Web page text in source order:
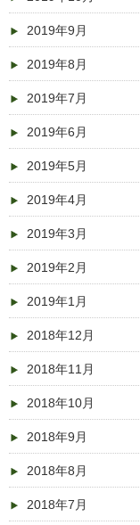
2019年9月
2019年8月
2019年7月
2019年6月
2019年5月
2019年4月
2019年3月
2019年2月
2019年1月
2018年12月
2018年11月
2018年10月
2018年9月
2018年8月
2018年7月